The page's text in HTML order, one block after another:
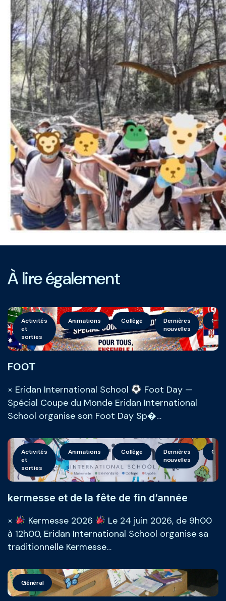
À lire également
Activités
et
sorties
Animations Collège
Dernières
nouvelles
FOOT
× Eridan International School
Foot Day —
Spécial Coupe du Monde Eridan International
School organise son Foot Day Sp�…
Activités
et
sorties
Animations Collège
Dernières
nouvelles
kermesse et de la fête de fin d’année
×
Kermesse 2026
Le 24 juin 2026, de 9h00
à 12h00, Eridan International School organise sa
traditionnelle Kermesse…
Général